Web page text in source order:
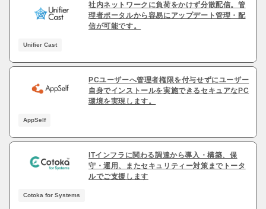
Unifier Cast
社内ネットワークに負荷をかけず分散配信。管
理者ポータルから容易にアップデート管理・配
信が可能です。
AppSelf
PCユーザーへ管理者権限を付与せずにユーザー
自身でインストールを実施できるセキュアなPC
環境を実現します。
Cotoka for Systems
ITインフラに関わる調達から導入・構築、保
守・運用、またセキュリティー対策までトータ
ルでご支援します